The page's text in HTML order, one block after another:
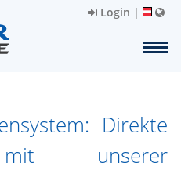
Login |
Direkte
unserer